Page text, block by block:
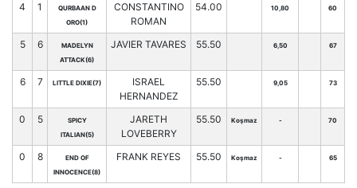
4 1
QURBAAN D
ORO(1)
CONSTANTINO
ROMAN
54.00 10,80 60
5 6
MADELYN
ATTACK(6)
JAVIER TAVARES 55.50 6,50 67
6 7 LITTLE DIXIE(7)
ISRAEL
HERNANDEZ
55.50 9,05 73
0 5
SPICY
ITALIAN(5)
JARETH
LOVEBERRY
55.50 Koşmaz - 70
0 8
END OF
INNOCENCE(8)
FRANK REYES 55.50 Koşmaz - 65